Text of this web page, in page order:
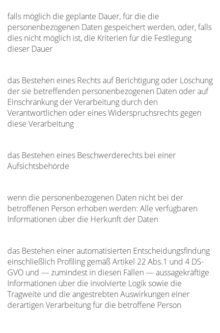
falls möglich die geplante Dauer, für die die
personenbezogenen Daten gespeichert werden, oder, falls
dies nicht möglich ist, die Kriterien für die Festlegung
dieser Dauer
das Bestehen eines Rechts auf Berichtigung oder Löschung
der sie betreffenden personenbezogenen Daten oder auf
Einschränkung der Verarbeitung durch den
Verantwortlichen oder eines Widerspruchsrechts gegen
diese Verarbeitung
das Bestehen eines Beschwerderechts bei einer
Aufsichtsbehörde
wenn die personenbezogenen Daten nicht bei der
betroffenen Person erhoben werden: Alle verfügbaren
Informationen über die Herkunft der Daten
das Bestehen einer automatisierten Entscheidungsfindung
einschließlich Profiling gemäß Artikel 22 Abs.1 und 4 DS-
GVO und — zumindest in diesen Fällen — aussagekräftige
Informationen über die involvierte Logik sowie die
Tragweite und die angestrebten Auswirkungen einer
derartigen Verarbeitung für die betroffene Person